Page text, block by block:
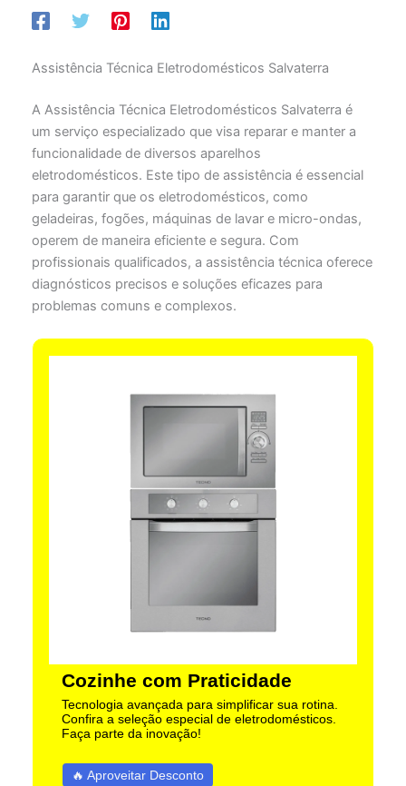
Assistência Técnica Eletrodomésticos Salvaterra
A Assistência Técnica Eletrodomésticos Salvaterra é
um serviço especializado que visa reparar e manter a
funcionalidade de diversos aparelhos
eletrodomésticos. Este tipo de assistência é essencial
para garantir que os eletrodomésticos, como
geladeiras, fogões, máquinas de lavar e micro-ondas,
operem de maneira eficiente e segura. Com
profissionais qualificados, a assistência técnica oferece
diagnósticos precisos e soluções eficazes para
problemas comuns e complexos.
Cozinhe com Praticidade
Tecnologia avançada para simplificar sua rotina.
Confira a seleção especial de eletrodomésticos.
Faça parte da inovação!
🔥 Aproveitar Desconto